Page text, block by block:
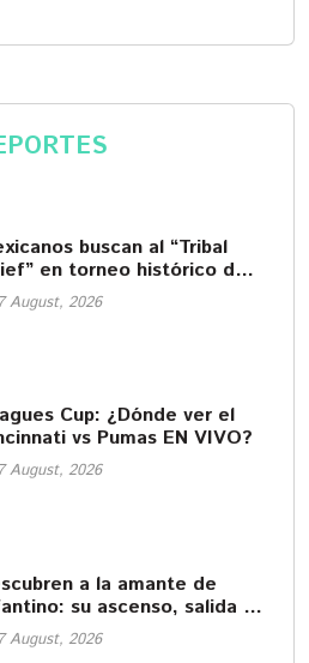
buscan al “Tribal
en torneo histórico de
7 August, 2026
Cup: ¿Dónde ver el
vs Pumas EN VIVO?
7 August, 2026
a la amante de
su ascenso, salida y
de la UEFA
7 August, 2026